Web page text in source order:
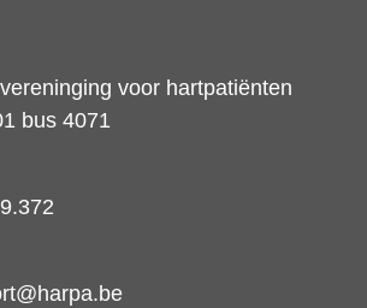
voor hartpatiënten
bus 4071